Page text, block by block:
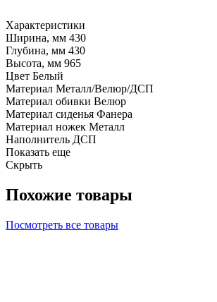
Характеристики
Ширина, мм 430
Глубина, мм 430
Высота, мм 965
Цвет Белый
Материал Металл/Велюр/ДСП
Материал обивки Велюр
Материал сиденья Фанера
Материал ножек Металл
Наполнитель ДСП
Показать еще
Скрыть
Похожие товары
Посмотреть все товары